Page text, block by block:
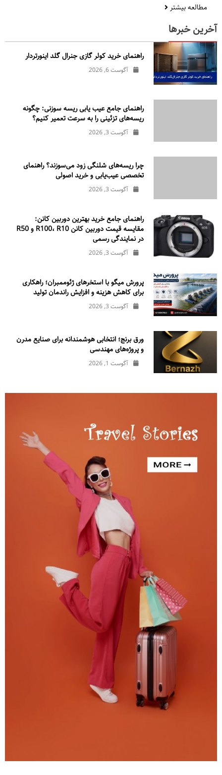
مطالعه بیشتر
آخرین خبرها
راهنمای خرید کولر گازی جنرال‌ گلد اینورتر‌دار
آگوست 6, 2026
راهنمای جامع عیب یابی ریسه سوزنی: چگونه
ریسه‌های تزئینی را به سرعت تعمیر کنیم؟
آگوست 3, 2026
چرا ریسه‌های شلنگی زود می‌سوزند؟ راهنمای
تخصصی عیب‌یابی و خرید اصولی
آگوست 3, 2026
راهنمای جامع خرید بهترین دوربین کانن:
مقایسه قیمت دوربین کانن R100، R10 و R50
در نمایندگی رسمی
آگوست 3, 2026
پرورش میگو با استخرهای ژئوممبران؛ راهکاری
برای کاهش هزینه و افزایش راندمان تولید
آگوست 3, 2026
ورق برنج؛ انتخابی هوشمندانه برای صنایع مدرن
و پروژه‌های مهندسی
آگوست 1, 2026